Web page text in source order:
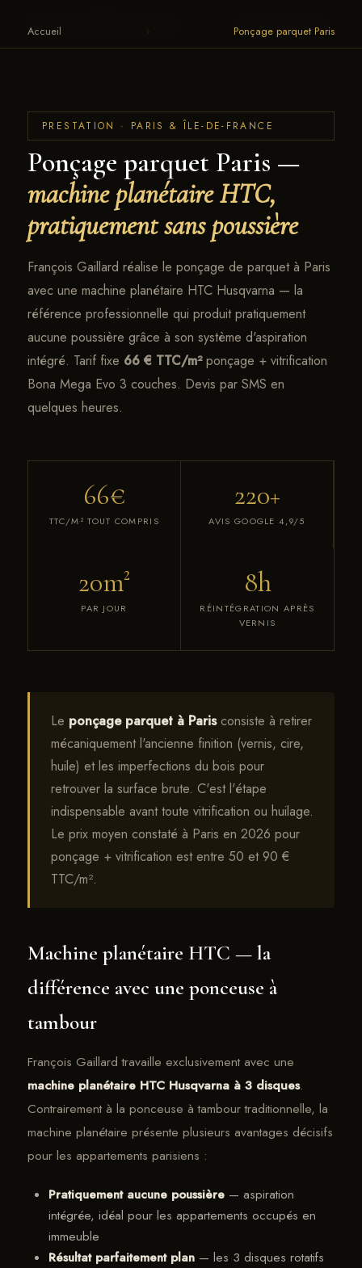
François Gaillard · Parquet ← RETOUR AU SITE
Accueil › Ponçage parquet Paris
PRESTATION · PARIS & ÎLE-DE-FRANCE
Ponçage parquet Paris —
machine planétaire HTC,
pratiquement sans poussière
François Gaillard réalise le ponçage de parquet à Paris
avec une machine planétaire HTC Husqvarna — la
référence professionnelle qui produit pratiquement
aucune poussière grâce à son système d'aspiration
intégré. Tarif fixe 66 € TTC/m²ponçage + vitrification
Bona Mega Evo 3 couches. Devis par SMS en
quelques heures.
66€
TTC/M² TOUT COMPRIS
220+
AVIS GOOGLE 4,9/5
20m²
PAR JOUR
8h
RÉINTÉGRATION APRÈS
VERNIS
Le ponçage parquet à Parisconsiste à retirer
mécaniquement l'ancienne finition (vernis, cire,
huile) et les imperfections du bois pour
retrouver la surface brute. C'est l'étape
indispensable avant toute vitrification ou huilage.
Le prix moyen constaté à Paris en 2026 pour
ponçage + vitrification est entre 50 et 90 €
TTC/m².
Machine planétaire HTC — la
différence avec une ponceuse à
tambour
François Gaillard travaille exclusivement avec une
machine planétaire HTC Husqvarna à 3 disques.
Contrairement à la ponceuse à tambour traditionnelle, la
machine planétaire présente plusieurs avantages décisifs
pour les appartements parisiens :
Pratiquement aucune poussière— aspiration
intégrée, idéal pour les appartements occupés en
immeuble
Résultat parfaitement plan— les 3 disques rotatifs